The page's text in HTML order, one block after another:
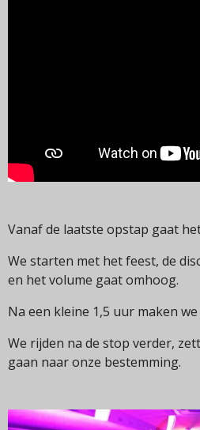
Vanaf de laatste opstap gaat
We starten met het feest, de
en het volume gaat omhoog.
Na een kleine 1,5 uur maken
We rijden na de stop verder,
gaan naar onze bestemming.